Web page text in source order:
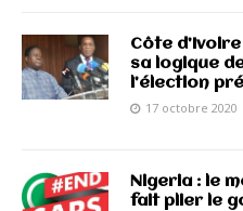
Côte
sa logique
l’élection
17 octobre 2020
Nigeria : le
fait plier le